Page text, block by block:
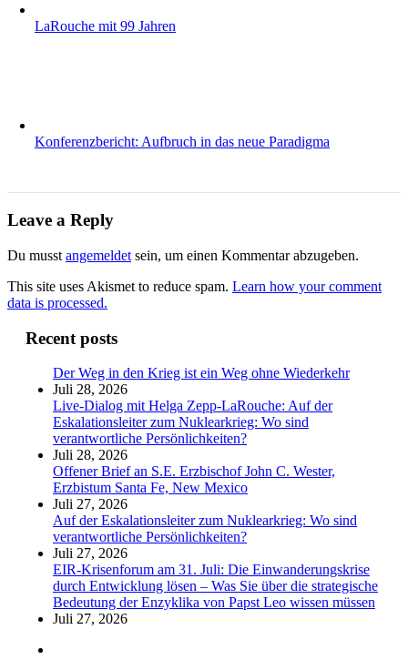
LaRouche mit 99 Jahren
Konferenzbericht: Aufbruch in das neue Paradigma
Leave a Reply
Du musst angemeldet sein, um einen Kommentar abzugeben.
This site uses Akismet to reduce spam. Learn how your comment
data is processed.
Recent posts
Der Weg in den Krieg ist ein Weg ohne Wiederkehr
Juli 28, 2026
Live-Dialog mit Helga Zepp-LaRouche: Auf der
Eskalationsleiter zum Nuklearkrieg: Wo sind
verantwortliche Persönlichkeiten?
Juli 28, 2026
Offener Brief an S.E. Erzbischof John C. Wester,
Erzbistum Santa Fe, New Mexico
Juli 27, 2026
Auf der Eskalationsleiter zum Nuklearkrieg: Wo sind
verantwortliche Persönlichkeiten?
Juli 27, 2026
EIR-Krisenforum am 31. Juli: Die Einwanderungskrise
durch Entwicklung lösen – Was Sie über die strategische
Bedeutung der Enzyklika von Papst Leo wissen müssen
Juli 27, 2026